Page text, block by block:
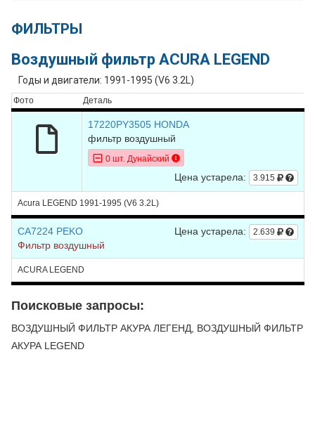
ФИЛЬТРЫ
Воздушный фильтр ACURA LEGEND
Годы и двигатели: 1991-1995 (V6 3.2L)
Фото Деталь
17220PY3505 HONDA
фильтр воздушный
0 шт. Дунайский
Цена устарела: 3.915
Acura LEGEND 1991-1995 (V6 3.2L)
Цена устарела: 2.639
CA7224 PEKO
Фильтр воздушный
ACURA LEGEND
Поисковые запросы:
ВОЗДУШНЫЙ ФИЛЬТР АКУРА ЛЕГЕНД, ВОЗДУШНЫЙ ФИЛЬТР
АКУРА LEGEND